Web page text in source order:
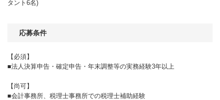
タント6名)
応募条件
【必須】
■法人決算申告・確定申告・年末調整等の実務経験3年以上
【尚可】
■会計事務所、税理士事務所での税理士補助経験